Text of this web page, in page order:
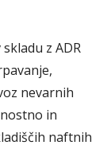
z ADR
nevarnih
in
naftnih